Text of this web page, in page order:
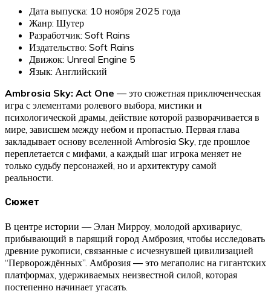
Дата выпуска: 10 ноября 2025 года
Жанр: Шутер
Разработчик: Soft Rains
Издательство: Soft Rains
Движок: Unreal Engine 5
Язык: Английский
Ambrosia Sky: Act One — это сюжетная приключенческая
игра с элементами ролевого выбора, мистики и
психологической драмы, действие которой разворачивается в
мире, зависшем между небом и пропастью. Первая глава
закладывает основу вселенной Ambrosia Sky, где прошлое
переплетается с мифами, а каждый шаг игрока меняет не
только судьбу персонажей, но и архитектуру самой
реальности.
Сюжет
В центре истории — Элан Мирроу, молодой архивариус,
прибывающий в парящий город Амброзия, чтобы исследовать
древние рукописи, связанные с исчезнувшей цивилизацией
“Перворождённых”. Амброзия — это мегаполис на гигантских
платформах, удерживаемых неизвестной силой, которая
постепенно начинает угасать.